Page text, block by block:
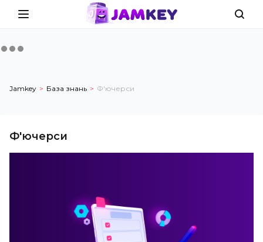
Jamkey База знань Ф'ючерси
Ф'ючерси